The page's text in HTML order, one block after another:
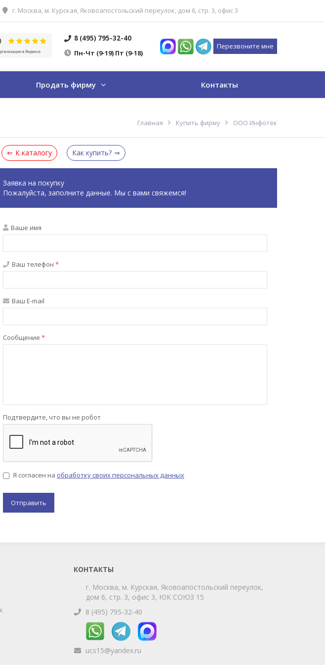
г. Москва, м. Курская, Яковоапостольский переулок, дом 6, стр. 3, офис 3
8 (495) 795-32-40
Пн-Чт (9-19) Пт (9-18)
Перезвоните мне
Продать фирму Контакты
Главная Купить фирму ООО Инфотек
К каталогу Как купить?
Заявка на покупку
Пожалуйста, заполните данные. Мы с вами свяжемся!
Ваше имя
Ваш телефон *
Ваш E-mail
Сообщение *
Подтвердите, что вы не робот
Я согласен на обработку своих персональных данных
КОНТАКТЫ
г. Москва, м. Курская, Яковоапостольский переулок,
дом 6, стр. 3, офис 3, ЮК СОЮЗ 15
8 (495) 795-32-40
ucs15@yandex.ru
Telegram Max
Телефон